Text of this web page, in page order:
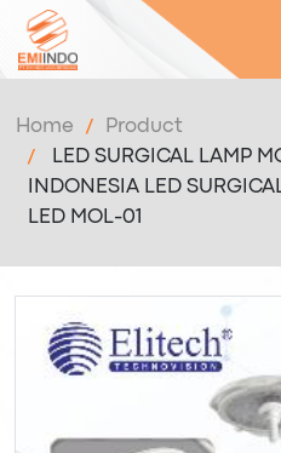
Home
Product
LED SURGICAL LAMP
INDONESIA LED
LED MOL-01